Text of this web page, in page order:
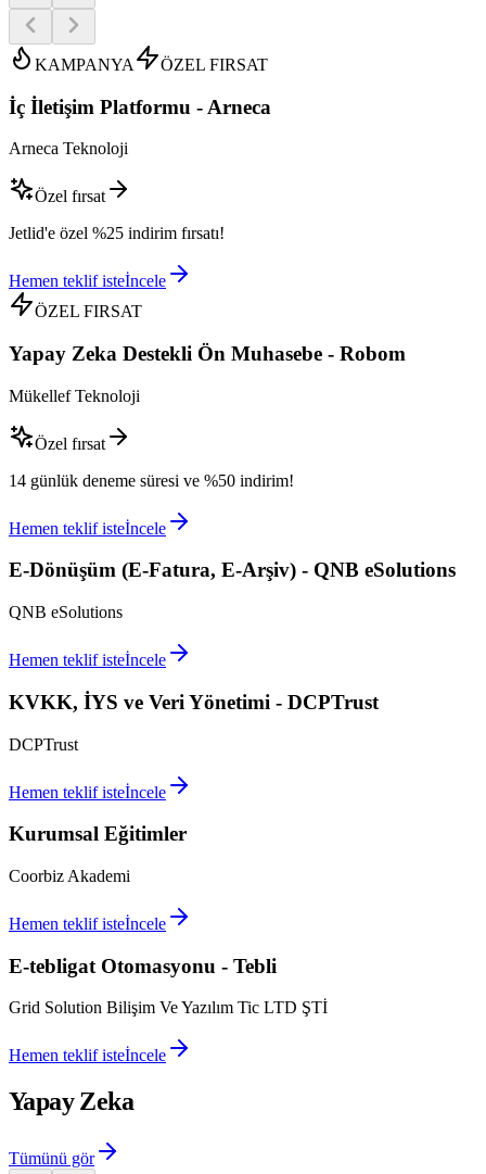
KAMPANYA ÖZEL FIRSAT
İç İletişim Platformu - Arneca
Arneca Teknoloji
Özel fırsat
Jetlid'e özel %25 indirim fırsatı!
Hemen teklif isteİncele
ÖZEL FIRSAT
Yapay Zeka Destekli Ön Muhasebe - Robom
Mükellef Teknoloji
Özel fırsat
14 günlük deneme süresi ve %50 indirim!
Hemen teklif isteİncele
E-Dönüşüm (E-Fatura, E-Arşiv) - QNB eSolutions
QNB eSolutions
Hemen teklif isteİncele
KVKK, İYS ve Veri Yönetimi - DCPTrust
DCPTrust
Hemen teklif isteİncele
Kurumsal Eğitimler
Coorbiz Akademi
Hemen teklif isteİncele
E-tebligat Otomasyonu - Tebli
Grid Solution Bilişim Ve Yazılım Tic LTD ŞTİ
Hemen teklif isteİncele
Yapay Zeka
Tümünü gör